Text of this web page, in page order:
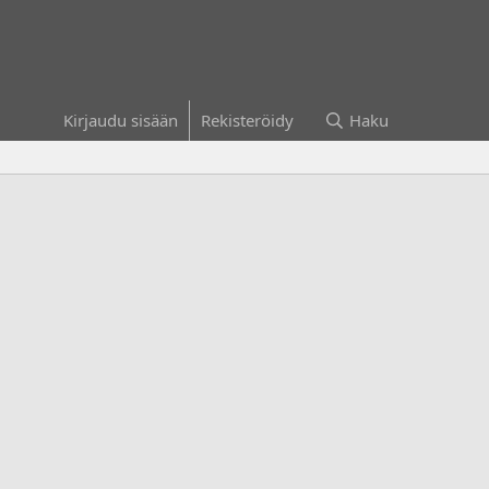
Kirjaudu sisään Rekisteröidy Haku